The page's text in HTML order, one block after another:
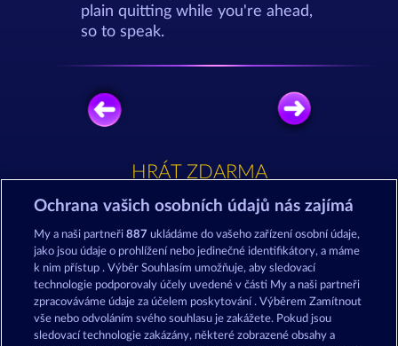
plain quitting while you're ahead,
so to speak.
HRÁT ZDARMA
Creatures of the Night Medusa's Lair
Ochrana vašich osobních údajů nás zajímá
My a naši partneři887 ukládáme do vašeho zařízení osobní údaje,
jako jsou údaje o prohlížení nebo jedinečné identifikátory, a máme
k nim přístup . Výběr Souhlasím umožňuje, aby sledovací
technologie podporovaly účely uvedené v části My a naši partneři
zpracováváme údaje za účelem poskytování . Výběrem Zamítnout
vše nebo odvoláním svého souhlasu je zakážete. Pokud jsou
sledovací technologie zakázány, některé zobrazené obsahy a